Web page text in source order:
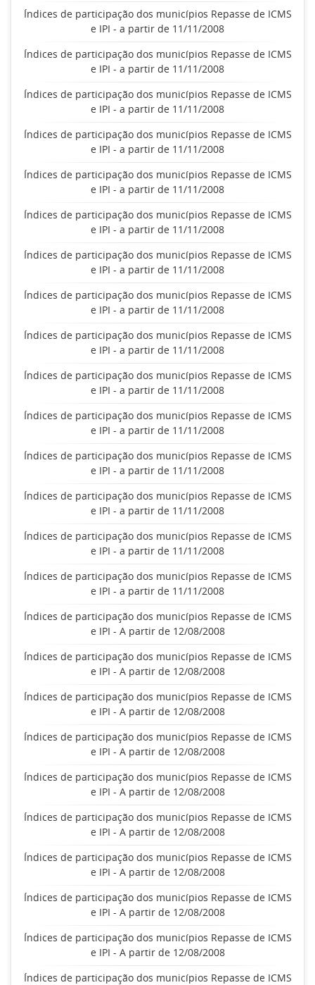
Índices de participação dos municípios Repasse de ICMS
e IPI - a partir de 11/11/2008
Índices de participação dos municípios Repasse de ICMS
e IPI - a partir de 11/11/2008
Índices de participação dos municípios Repasse de ICMS
e IPI - a partir de 11/11/2008
Índices de participação dos municípios Repasse de ICMS
e IPI - a partir de 11/11/2008
Índices de participação dos municípios Repasse de ICMS
e IPI - a partir de 11/11/2008
Índices de participação dos municípios Repasse de ICMS
e IPI - a partir de 11/11/2008
Índices de participação dos municípios Repasse de ICMS
e IPI - a partir de 11/11/2008
Índices de participação dos municípios Repasse de ICMS
e IPI - a partir de 11/11/2008
Índices de participação dos municípios Repasse de ICMS
e IPI - a partir de 11/11/2008
Índices de participação dos municípios Repasse de ICMS
e IPI - a partir de 11/11/2008
Índices de participação dos municípios Repasse de ICMS
e IPI - a partir de 11/11/2008
Índices de participação dos municípios Repasse de ICMS
e IPI - a partir de 11/11/2008
Índices de participação dos municípios Repasse de ICMS
e IPI - a partir de 11/11/2008
Índices de participação dos municípios Repasse de ICMS
e IPI - a partir de 11/11/2008
Índices de participação dos municípios Repasse de ICMS
e IPI - a partir de 11/11/2008
Índices de participação dos municípios Repasse de ICMS
e IPI - A partir de 12/08/2008
Índices de participação dos municípios Repasse de ICMS
e IPI - A partir de 12/08/2008
Índices de participação dos municípios Repasse de ICMS
e IPI - A partir de 12/08/2008
Índices de participação dos municípios Repasse de ICMS
e IPI - A partir de 12/08/2008
Índices de participação dos municípios Repasse de ICMS
e IPI - A partir de 12/08/2008
Índices de participação dos municípios Repasse de ICMS
e IPI - A partir de 12/08/2008
Índices de participação dos municípios Repasse de ICMS
e IPI - A partir de 12/08/2008
Índices de participação dos municípios Repasse de ICMS
e IPI - A partir de 12/08/2008
Índices de participação dos municípios Repasse de ICMS
e IPI - A partir de 12/08/2008
Índices de participação dos municípios Repasse de ICMS